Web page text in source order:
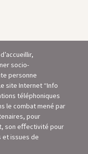
socio-
personne
site Internet “Info
téléphoniques
le combat mené par
pour
son eﬀectivité pour
et issues de